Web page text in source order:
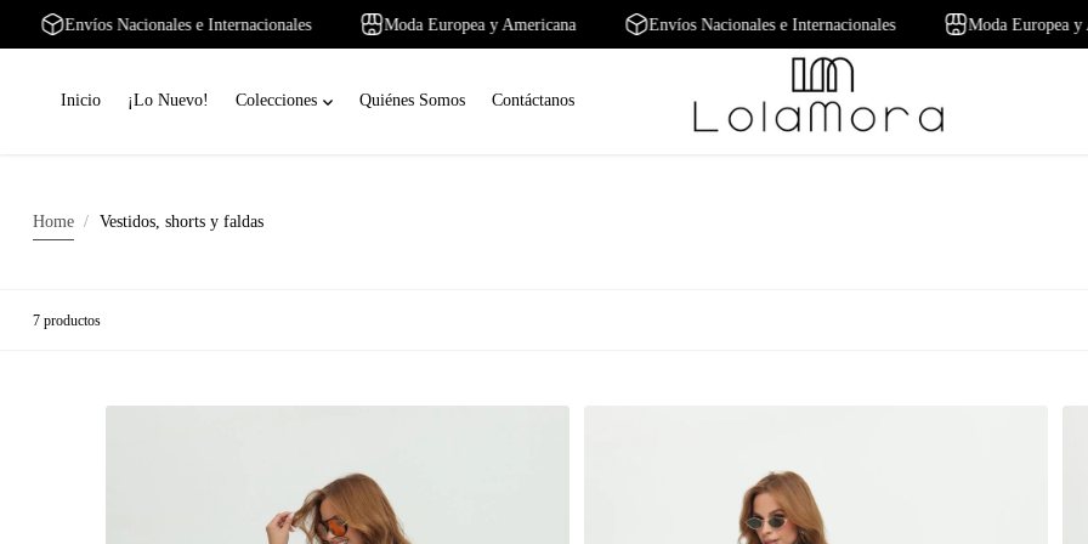
Envíos Nacionales e Internacionales Moda Europea y Americana Envíos Nacionales e Internacionales Moda
Inicio ¡Lo Nuevo! Colecciones Quiénes Somos Contáctanos
Home Vestidos, shorts y faldas
7 productos